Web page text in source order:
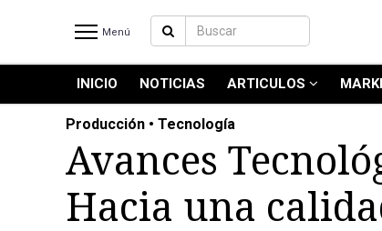
NOTICIAS RECIENTES
NOTICIAS
ARTICULOS
PRODUCCIÓN
Menú
INICIO NOTICIAS ARTICULOS
Producción • Tecnología
Avances
Hacia una